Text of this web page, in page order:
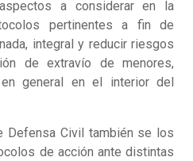
a considerar en la
pertinentes a fin de
integral y reducir riesgos
de extravío de menores,
general en el interior del
Defensa Civil también se los
de acción ante distintas